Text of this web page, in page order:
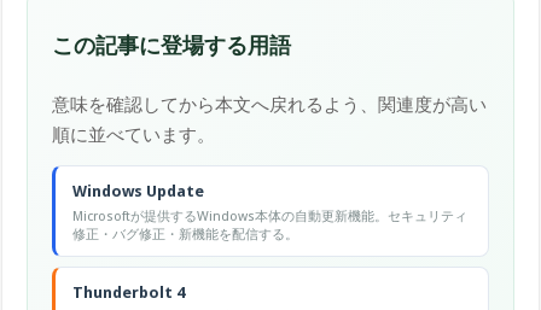
この記事に登場する用語
意味を確認してから本文へ戻れるよう、関連度が高い
順に並べています。
Windows Update
Microsoftが提供するWindows本体の自動更新機能。セキュリティ
修正・バグ修正・新機能を配信する。
Thunderbolt 4